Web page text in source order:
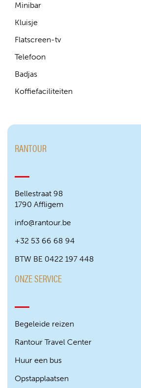
Minibar
Kluisje
Flatscreen-tv
Telefoon
Badjas
Koffiefaciliteiten
RANTOUR
Bellestraat 98
1790 Affligem
info@rantour.be
+32 53 66 68 94
BTW BE 0422 197 448
ONZE SERVICE
Begeleide reizen
Rantour Travel Center
Huur een bus
Opstapplaatsen